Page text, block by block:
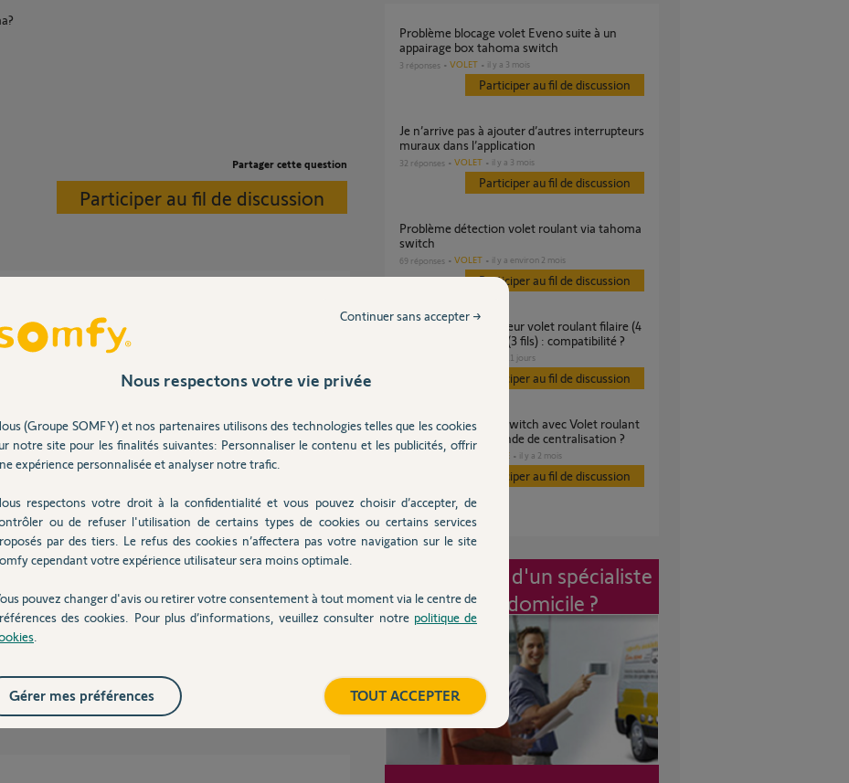
Partager cette question
Participer au fil de discussion
sont hors de portée radio !
perturbatrices comme TV, PC, box internet,
l'association.
plus de 4 ans
j'ai pu (longueur de fil) mais rien n'y fait,
que je n'est pas de télécommande mais juste
mes volets et apparemment pas de module.
ils ont été installé la première fois.
de 4 ans
Problème blocage volet Eveno suite à un
appairage box tahoma switch
3 réponses VOLET il y a 3 mois
Participer au fil de discussion
Je n’arrive pas à ajouter d’autres interrupteurs
muraux dans l’application
32 réponses VOLET il y a 3 mois
Participer au fil de discussion
Problème détection volet roulant via tahoma
switch
69 réponses VOLET il y a environ 2 mois
Participer au fil de discussion
Remplacement moteur volet roulant filaire (4
fils) par moteur RTS (3 fils) : compatibilité ?
il y a 11 jours
Participer au fil de discussion
Appairage Tahoma switch avec Volet roulant
IO sans télécommande de centralisation ?
réponses DOMOTIQUE il y a 2 mois
Participer au fil de discussion
Intervention d'un spécialiste
à mon domicile ?
Nous respectons votre vie privée
(Groupe SOMFY) et nos partenaires utilisons des technologies telles que les cookies
notre site pour les finalités suivantes: Personnaliser le contenu et les publicités, offrir
expérience personnalisée et analyser notre trafic.
respectons votre droit à la confidentialité et vous pouvez choisir d’accepter, de
ou de refuser l'utilisation de certains types de cookies ou certains services
par des tiers. Le refus des cookies n’affectera pas votre navigation sur le site
cependant votre expérience utilisateur sera moins optimale.
pouvez changer d'avis ou retirer votre consentement à tout moment via le centre de
des cookies. Pour plus d’informations, veuillez consulter notre politique de
Continuer sans accepter →
TOUT ACCEPTER
Gérer mes préférences